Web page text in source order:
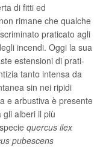
di fitti ed
rimane che qualche
praticato agli
incendi. Oggi la sua
estensioni di prati-
tanto intensa da
sin nei ripidi
e arbustiva è presente
alberi il più
quercus ilex
pubescens